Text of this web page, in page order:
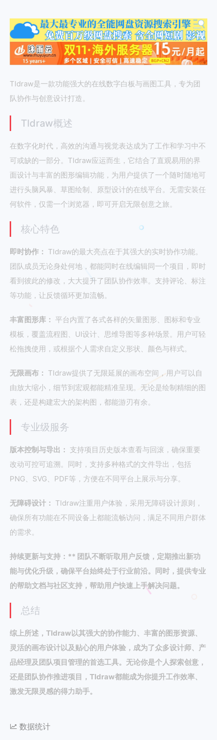
Tldraw是一款功能强大的在线数字白板与画图工具，专为团
队协作与创意设计打造。
Tldraw概述
在数字化时代，高效的沟通与视觉表达成为了工作和学习中不
可或缺的一部分。Tldraw应运而生，它结合了直观易用的界
面设计与丰富的图形编辑功能，为用户提供了一个随时随地可
进行头脑风暴、草图绘制、原型设计的在线平台。无需安装任
何软件，仅需一个浏览器，即可开启无限创意之旅。
核心特色
即时协作： Tldraw的最大亮点在于其强大的实时协作功能。
团队成员无论身处何地，都能同时在线编辑同一个项目，即时
看到彼此的修改，大大提升了团队协作效率。支持评论、标注
等功能，让反馈循环更加流畅。
丰富图形库： 平台内置了各式各样的矢量图形、图标和专业
模板，覆盖流程图、UI设计、思维导图等多种场景。用户可轻
松拖拽使用，或根据个人需求自定义形状、颜色与样式。
无限画布： Tldraw提供了无限延展的画布空间，用户可以自
由放大缩小，细节到宏观都能精准呈现。无论是绘制精细的图
表，还是构建宏大的架构图，都能游刃有余。
专业级服务
版本控制与导出： 支持项目历史版本查看与回滚，确保重要
改动可控可追溯。同时，支持多种格式的文件导出，包括
PNG、SVG、PDF等，方便在不同平台上展示与分享。
无障碍设计： Tldraw注重用户体验，采用无障碍设计原则，
确保所有功能在不同设备上都能流畅访问，满足不同用户群体
的需求。
持续更新与支持：** 团队不断听取用户反馈，定期推出新功
能与优化升级，确保平台始终处于行业前沿。同时，提供专业
的帮助文档与社区支持，帮助用户快速上手解决问题。
总结
综上所述，Tldraw以其强大的协作能力、丰富的图形资源、
灵活的画布设计以及贴心的用户体验，成为了众多设计师、产
品经理及团队项目管理的首选工具。无论你是个人探索创意，
还是团队协作推进项目，Tldraw都能成为你提升工作效率、
激发无限灵感的得力助手。
数据统计